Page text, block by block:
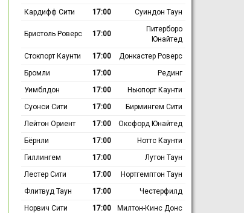
Кардифф Сити 17:00 Суиндон Таун
Бристоль Роверс 17:00
Питерборо
Юнайтед
Стокпорт Каунти
17:00
Донкастер Роверс
Бромли
17:00
Рединг
Уимблдон
17:00
Ньюпорт Каунти
Суонси Сити
17:00
Бирмингем Сити
Лейтон Ориент
17:00
Оксфорд Юнайтед
Бёрнли
17:00
Ноттс Каунти
Гиллингем
17:00
Лутон Таун
Лестер Сити
17:00
Нортгемптон Таун
Флитвуд Таун
17:00
Честерфилд
Норвич Сити
17:00
Милтон-Кинс Донс